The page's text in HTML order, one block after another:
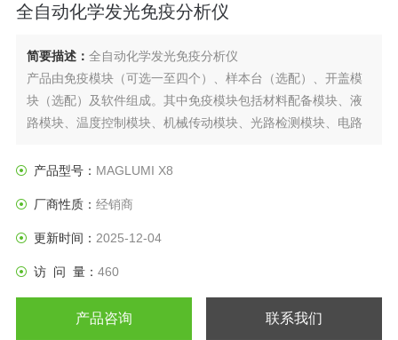
全自动化学发光免疫分析仪
简要描述： 全自动化学发光免疫分析仪
产品由免疫模块（可选一至四个）、样本台（选配）、开盖模
块（选配）及软件组成。其中免疫模块包括材料配备模块、液
路模块、温度控制模块、机械传动模块、光路检测模块、电路
或单轨。
产品型号： MAGLUMI X8
厂商性质： 经销商
更新时间： 2025-12-04
访 问 量： 460
产品咨询 联系我们